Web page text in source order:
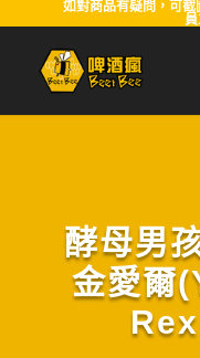
如對商品有疑問，可
酵母男
金愛爾